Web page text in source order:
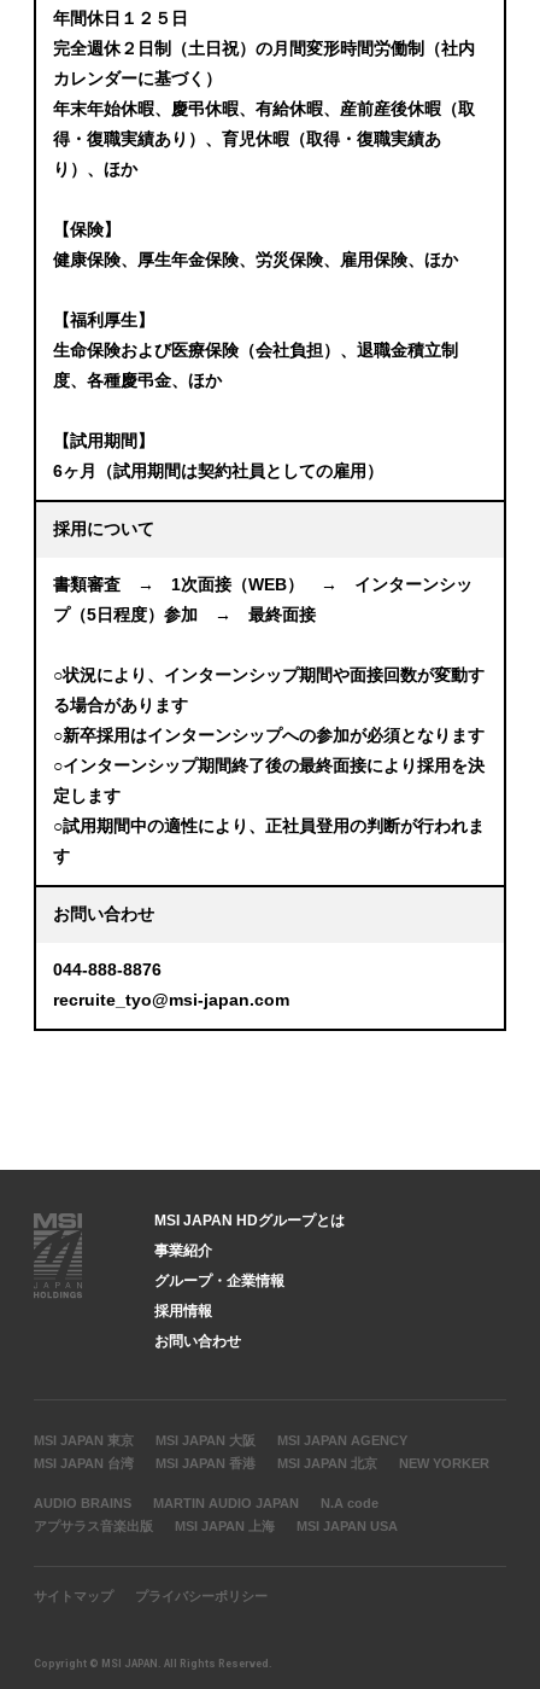
年間休日１２５日
完全週休２日制（土日祝）の月間変形時間労働制（社内
カレンダーに基づく）
年末年始休暇、慶弔休暇、有給休暇、産前産後休暇（取
得・復職実績あり）、育児休暇（取得・復職実績あ
り）、ほか
【保険】
健康保険、厚生年金保険、労災保険、雇用保険、ほか
【福利厚生】
生命保険および医療保険（会社負担）、退職金積立制
度、各種慶弔金、ほか
【試用期間】
6ヶ月（試用期間は契約社員としての雇用）
採用について
書類審査 → 1次面接（WEB） → インターンシッ
プ（5日程度）参加 → 最終面接
○状況により、インターンシップ期間や面接回数が変動す
る場合があります
○新卒採用はインターンシップへの参加が必須となります
○インターンシップ期間終了後の最終面接により採用を決
定します
○試用期間中の適性により、正社員登用の判断が行われま
す
お問い合わせ
044-888-8876
recruite_tyo@msi-japan.com
MSI JAPAN HDグループとは
事業紹介
グループ・企業情報
採用情報
お問い合わせ
MSI JAPAN 東京 MSI JAPAN 大阪
MSI JAPAN AGENCY
MSI JAPAN 台湾
MSI JAPAN 香港 MSI JAPAN 北京 NEW YORKER
AUDIO BRAINS MARTIN AUDIO JAPAN
N.A code
アプサラス音楽出版
MSI JAPAN 上海 MSI JAPAN USA
サイトマップ プライバシーポリシー
Copyright © MSI JAPAN. All Rights Reserved.